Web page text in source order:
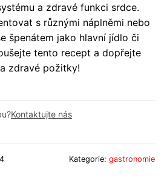
a zdravé funkci srdce.
s různými náplněmi nebo
špenátem jako hlavní jídlo či
tento recept a dopřejte
zdravé požitky!
Kontaktujte nás
Kategorie: gastronomie